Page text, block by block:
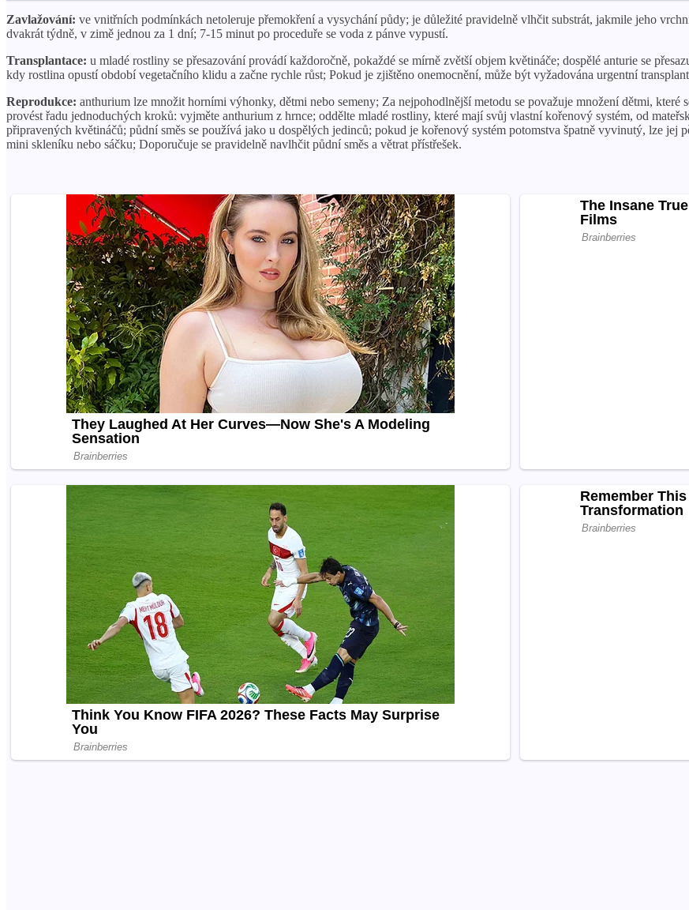
Zavlažování: ve vnitřních podmínkách netoleruje přemokření a vysychání půdy; je důležité pravidelně vlhčit substrát, jakmile jeho
dvakrát týdně, v zimě jednou za 1 dní; 7-15 minut po proceduře se voda z pánve vypustí.
Transplantace: u mladé rostliny se přesazování provádí každoročně, pokaždé se mírně zvětší objem květináče; dospělé anturie se
kdy rostlina opustí období vegetačního klidu a začne rychle růst; Pokud je zjištěno onemocnění, může být vyžadována urgentní
Reprodukce: anthurium lze množit horními výhonky, dětmi nebo semeny; Za nejpohodlnější metodu se považuje množení dětmi, které
provést řadu jednoduchých kroků: vyjměte anthurium z hrnce; oddělte mladé rostliny, které mají svůj vlastní kořenový systém, od
připravených květináčů; půdní směs se používá jako u dospělých jedinců; pokud je kořenový systém potomstva špatně vyvinutý, lze jej
mini skleníku nebo sáčku; Doporučuje se pravidelně navlhčit půdní směs a větrat přístřešek.